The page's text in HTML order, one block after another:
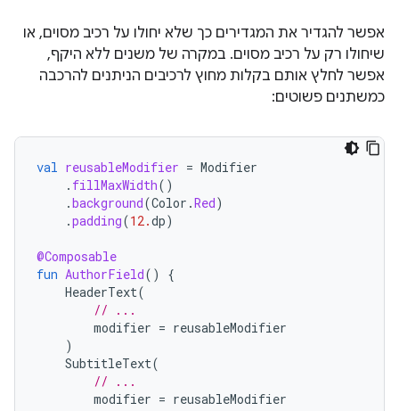
אפשר להגדיר את המגדירים כך שלא יחולו על רכיב מסוים, או
שיחולו רק על רכיב מסוים. במקרה של משנים ללא היקף,
אפשר לחלץ אותם בקלות מחוץ לרכיבים הניתנים להרכבה
כמשתנים פשוטים:
val reusableModifier = Modifier
. fillMaxWidth()
.background(Color .Red)
.padding(12.dp)
@Composable
fun AuthorField()
{
HeaderText(
// ...
modifier = reusableModifier
)
SubtitleText(
// ...
modifier = reusableModifier